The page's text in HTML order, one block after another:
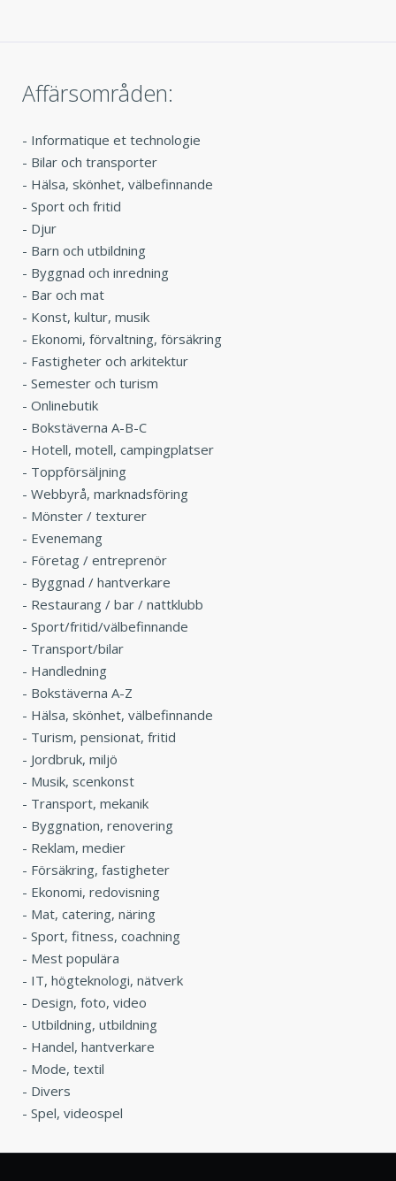
Affärsområden:
- Informatique et technologie
- Bilar och transporter
- Hälsa, skönhet, välbefinnande
- Sport och fritid
- Djur
- Barn och utbildning
- Byggnad och inredning
- Bar och mat
- Konst, kultur, musik
- Ekonomi, förvaltning, försäkring
- Fastigheter och arkitektur
- Semester och turism
- Onlinebutik
- Bokstäverna A-B-C
- Hotell, motell, campingplatser
- Toppförsäljning
- Webbyrå, marknadsföring
- Mönster / texturer
- Evenemang
- Företag / entreprenör
- Byggnad / hantverkare
- Restaurang / bar / nattklubb
- Sport/fritid/välbefinnande
- Transport/bilar
- Handledning
- Bokstäverna A-Z
- Hälsa, skönhet, välbefinnande
- Turism, pensionat, fritid
- Jordbruk, miljö
- Musik, scenkonst
- Transport, mekanik
- Byggnation, renovering
- Reklam, medier
- Försäkring, fastigheter
- Ekonomi, redovisning
- Mat, catering, näring
- Sport, fitness, coachning
- Mest populära
- IT, högteknologi, nätverk
- Design, foto, video
- Utbildning, utbildning
- Handel, hantverkare
- Mode, textil
- Divers
- Spel, videospel